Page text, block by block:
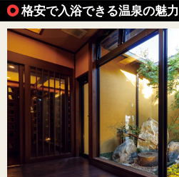
格安で入浴できる温泉の魅力